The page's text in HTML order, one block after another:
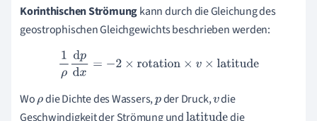
Korinthischen Strömungkann durch die Gleichung des
geostrophischen Gleichgewichts beschrieben werden:
1 ρd pdx=−2 ×rotation ×v×latitude
Woρdie Dichte des Wassers,pder Druck,vdie
Geschwindigkeit der Strömung und
die